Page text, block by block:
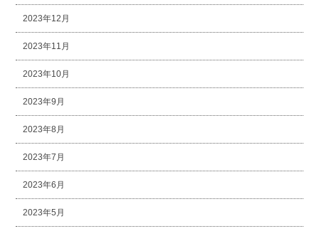
2023年12月
2023年11月
2023年10月
2023年9月
2023年8月
2023年7月
2023年6月
2023年5月